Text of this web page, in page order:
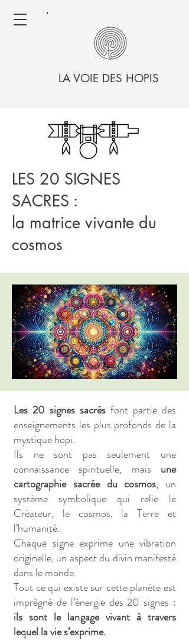
LA VOIE DES HOPIS
LES 20 SIGNES
SACRES :
la matrice vivante du
cosmos
Les 20 signes sacrés font partie des
enseignements les plus profonds de la
mystique hopi.
Ils ne sont pas seulement une
connaissance spirituelle, mais une
cartographie sacrée du cosmos, un
système symbolique qui relie le
Créateur, le cosmos, la Terre et
l’humanité.
Chaque signe exprime une vibration
originelle, un aspect du divin manifesté
dans le monde.
Tout ce qui existe sur cette planète est
imprégné de l’énergie des 20 signes :
ils sont le langage vivant à travers
lequel la vie s’exprime.